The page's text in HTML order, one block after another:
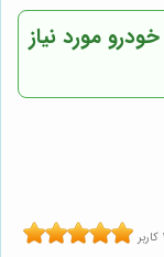
مورد نیاز
1 کاربر